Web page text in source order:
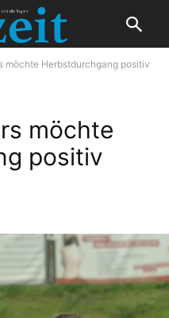
möchte Herbstdurchgang positiv
möchte
positiv